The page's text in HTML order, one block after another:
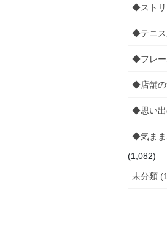
◆ストリ
◆テニス
◆フレー
◆店舗の
◆思い出
◆気まま
(1,082)
未分類